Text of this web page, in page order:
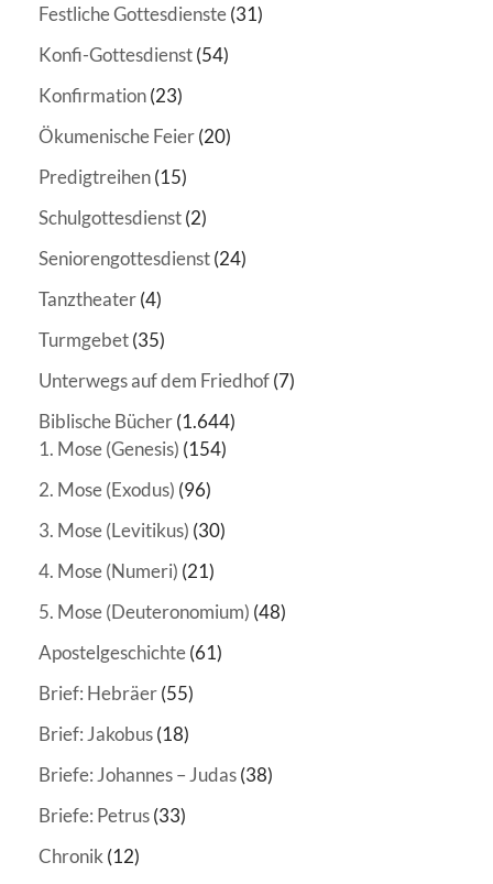
Festliche Gottesdienste(31)
Konfi-Gottesdienst(54)
Konfirmation(23)
Ökumenische Feier(20)
Predigtreihen(15)
Schulgottesdienst(2)
Seniorengottesdienst(24)
Tanztheater(4)
Turmgebet(35)
Unterwegs auf dem Friedhof(7)
Biblische Bücher(1.644)
1. Mose (Genesis) (154)
2. Mose (Exodus) (96)
3. Mose (Levitikus) (30)
4. Mose (Numeri) (21)
5. Mose (Deuteronomium) (48)
Apostelgeschichte(61)
Brief: Hebräer(55)
Brief: Jakobus(18)
Briefe: Johannes – Judas(38)
Briefe: Petrus(33)
Chronik (12)